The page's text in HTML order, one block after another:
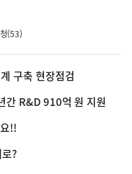
(53)
구축 현장점검
간 R&D 910억 원 지원
!!
?